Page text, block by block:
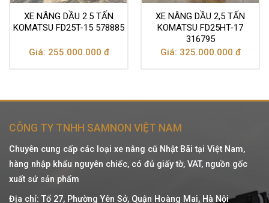
XE NÂNG DẦU 2.5 TẤN
KOMATSU FD25T-15 578885
Giá: 255.000.000 đ
XE NÂNG DẦU 2,5 TẤN
KOMATSU FD25HT-17
316795
Giá: 325.000.000 đ
CÔNG TY TNHH SAMNON VIỆT NAM
Chuyên cung cấp các loại xe nâng cũ Nhật Bãi tại Việt Nam,
hàng nhập khẩu nguyên chiếc, có đủ giấy tờ, VAT, nguồn gốc
xuất sứ sản phẩm
Địa chỉ: Tổ 27, Phường Yên Sở, Quận Hoàng Mai, Hà Nội